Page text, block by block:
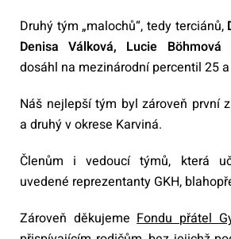
Druhý tým „malochů“, tedy terciánů,
Denisa Válková, Lucie Böhmová
dosáhl na mezinárodní percentil 25
Náš nejlepší tým byl zároveň první
a druhý v okrese Karviná.
Členům i vedoucí týmů, která
uvedené reprezentanty GKH,
Zároveň děkujemeFondu přátel